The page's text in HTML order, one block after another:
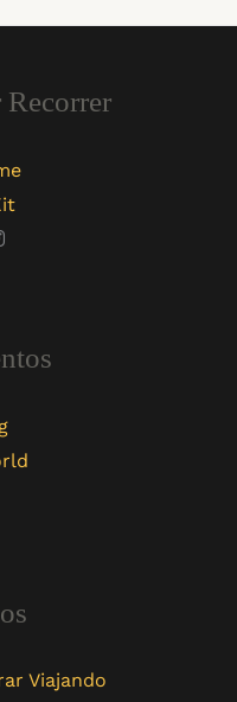
Viajando